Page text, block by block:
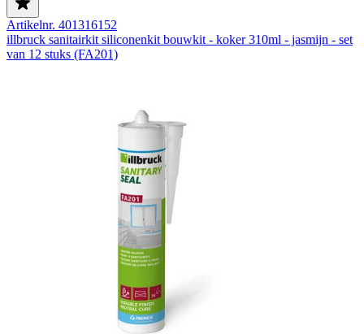
Artikelnr. 401316152
illbruck sanitairkit siliconenkit bouwkit - koker 310ml - jasmijn - set
van 12 stuks (FA201)